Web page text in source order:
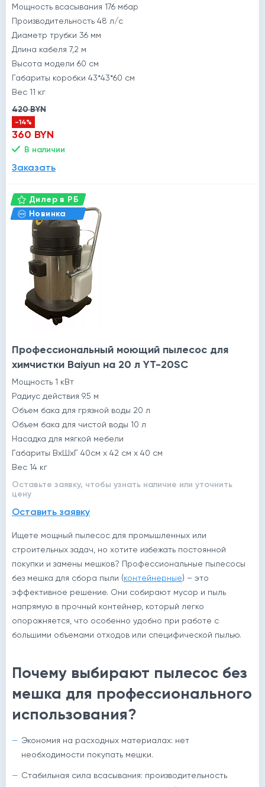
Мощность всасывания 176 мбар
Производительность 48 л/с
Диаметр трубки 36 мм
Длина кабеля 7,2 м
Высота модели 60 см
Габариты коробки 43*43*60 см
Вес 11 кг
420 BYN
-14%
360 BYN
В наличии
Заказать
Дилер в РБ
Новинка
Профессиональный моющий пылесос для
химчистки Baiyun на 20 л YT-20SC
Мощность 1 кВт
Радиус действия 9.5 м
Объем бака для грязной воды 20 л
Объем бака для чистой воды 10 л
Насадка для мягкой мебели
Габариты ВхШхГ 40см х 42 см х 40 см
Вес 14 кг
Оставьте заявку, чтобы узнать наличие или уточнить
цену
Оставить заявку
Ищете мощный пылесос для промышленных или
строительных задач, но хотите избежать постоянной
покупки и замены мешков? Профессиональные пылесосы
без мешка для сбора пыли (контейнерные) – это
эффективное решение. Они собирают мусор и пыль
напрямую в прочный контейнер, который легко
опорожняется, что особенно удобно при работе с
большими объемами отходов или специфической пылью.
Почему выбирают пылесос без
мешка для профессионального
использования?
Экономия на расходных материалах: нет
необходимости покупать мешки.
Стабильная сила всасывания: производительность